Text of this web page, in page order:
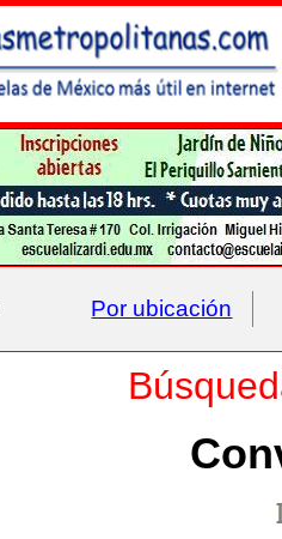
Por ubicación